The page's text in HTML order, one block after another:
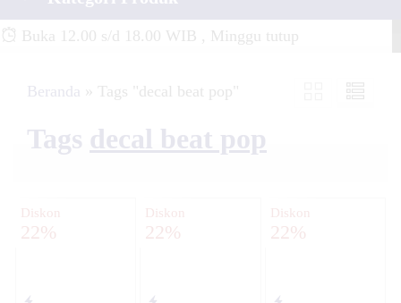
Buka 12.00 s/d 18.00 WIB , Minggu tutup
Beranda » Tags "decal beat pop"
Tags decal beat pop
Diskon
22%
Diskon
22%
Diskon
22%